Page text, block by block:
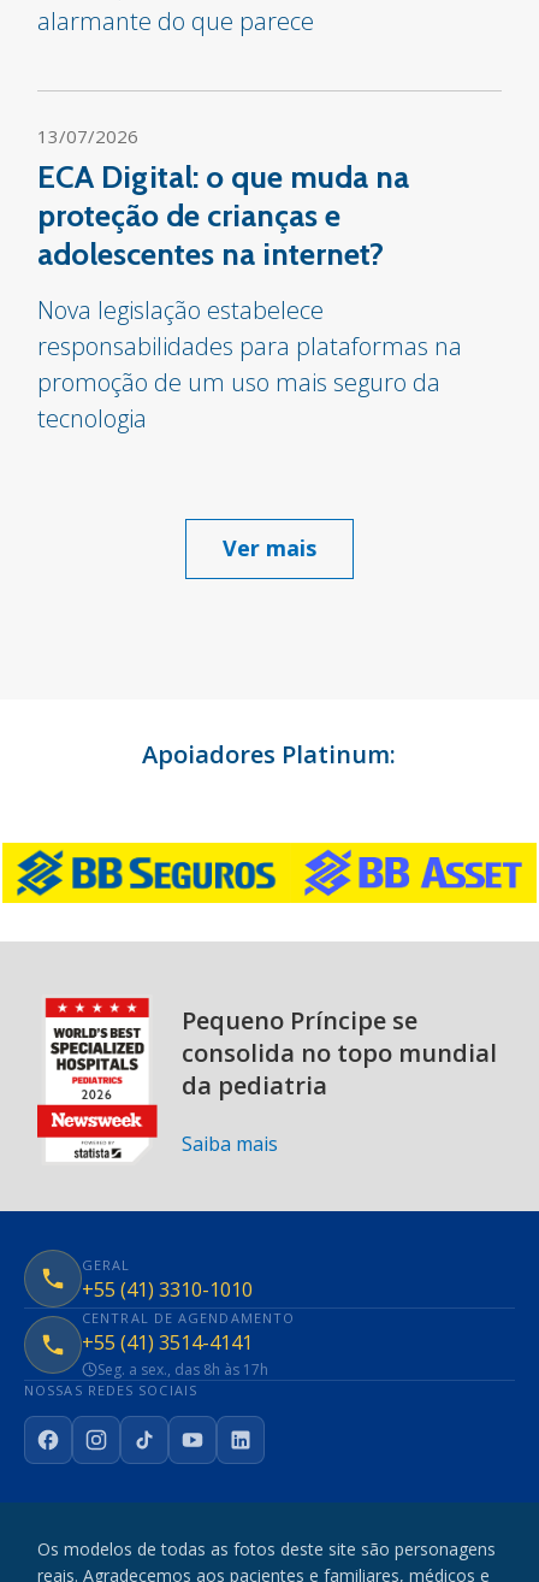
alarmante do que parece
13/07/2026
ECA Digital: o que muda na
proteção de crianças e
adolescentes na internet?
Nova legislação estabelece
responsabilidades para plataformas na
promoção de um uso mais seguro da
tecnologia
Ver mais
Apoiadores Platinum:
Pequeno Príncipe se
consolida no topo mundial
da pediatria
Saiba mais
GERAL
+55 (41) 3310-1010
CENTRAL DE AGENDAMENTO
+55 (41) 3514-4141
Seg. a sex., das 8h às 17h
NOSSAS REDES SOCIAIS
FacebookInstagram
TikTokYouTubeLinkedIn
Os modelos de todas as fotos deste site são personagens
reais. Agradecemos aos pacientes e familiares, médicos e